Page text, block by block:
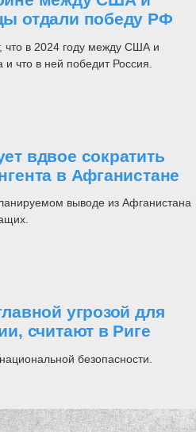
отдали победу РФ
что в 2024 году между США и
что в ней победит Россия.
вдвое сократить
в Афганистане
выводе из Афганистана
угрозой для
считают в Риге
безопасности.